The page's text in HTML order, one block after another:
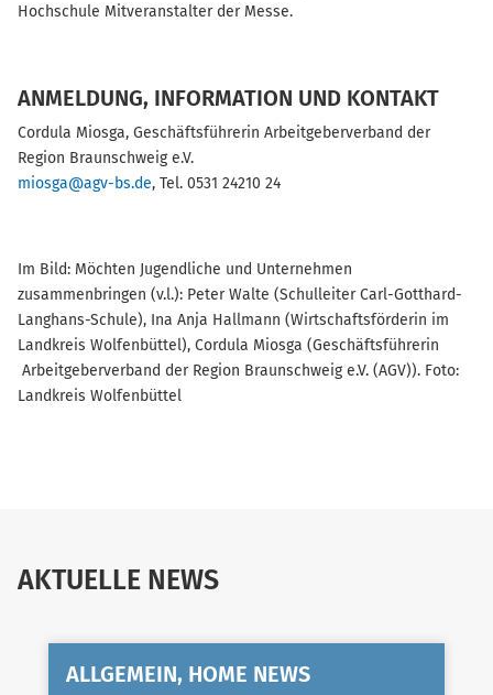
Hochschule Mitveranstalter der Messe.
ANMELDUNG, INFORMATION UND KONTAKT
Cordula Miosga, Geschäftsführerin Arbeitgeberverband der
Region Braunschweig e.V.
miosga@agv-bs.de, Tel. 0531 24210 24
Im Bild: Möchten Jugendliche und Unternehmen
zusammenbringen (v.l.): Peter Walte (Schulleiter Carl-Gotthard-
Langhans-Schule), Ina Anja Hallmann (Wirtschaftsförderin im
Landkreis Wolfenbüttel), Cordula Miosga (Geschäftsführerin
Arbeitgeberverband der Region Braunschweig e.V. (AGV)). Foto:
Landkreis Wolfenbüttel
AKTUELLE NEWS
ALLGEMEIN, HOME NEWS